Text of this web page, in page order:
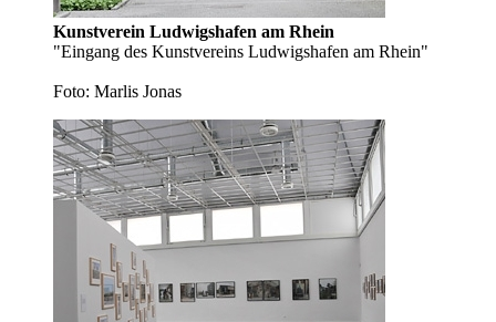
Kunstverein Ludwigshafen am Rhein
"Eingang des Kunstvereins Ludwigshafen am Rhein"
Foto: Marlis Jonas